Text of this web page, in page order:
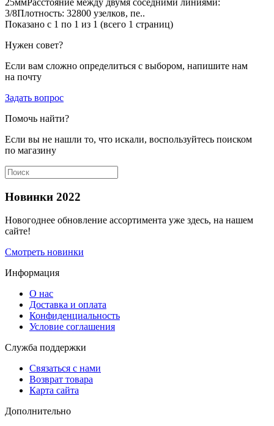
3/8Плотность: 32800 узелков, пе..
Показано с 1 по 1 из 1 (всего 1 страниц)
Нужен совет?
Если вам сложно определиться с выбором, напишите нам
на почту
Задать вопрос
Помочь найти?
Если вы не нашли то, что искали, воспользуйтесь поиском
по магазину
Новинки 2022
Новогоднее обновление ассортимента уже здесь, на нашем
сайте!
Смотреть новинки
Информация
О нас
Доставка и оплата
Конфиденциальность
Условие соглашения
Служба поддержки
Связаться с нами
Возврат товара
Карта сайта
Дополнительно